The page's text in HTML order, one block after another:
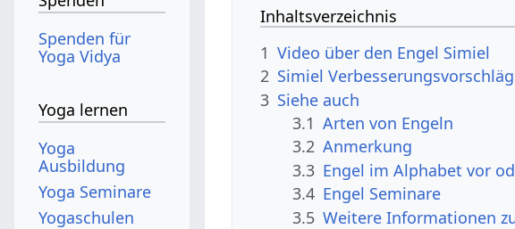
Inhaltsverzeichnis
1 Video über den Engel Simiel
2 Simiel
3 Siehe auch
3.1 Arten von Engeln
3.2 Anmerkung
3.3 Engel im Alphabet vor
3.4 Engel Seminare
3.5 Weitere Informationen
Spenden für
Yoga Vidya
Yoga lernen
Yoga
Ausbildung
Yoga Seminare
Yogaschulen